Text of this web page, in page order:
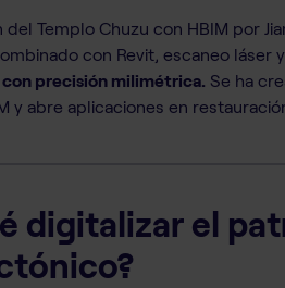
del Templo Chuzu con HBIM por
con Revit, escaneo láser
precisión milimétrica. Se ha
y abre aplicaciones en
digitalizar el